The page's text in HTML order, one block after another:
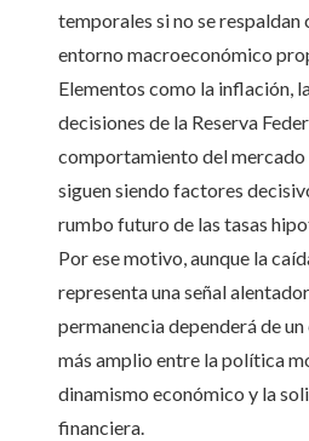
temporales si no se respaldan
entorno macroeconómico
Elementos como la inflación,
decisiones de la Reserva
comportamiento del
siguen siendo factores
rumbo futuro de las tasas
Por ese motivo, aunque la
representa una señal
permanencia dependerá de
más amplio entre la política
dinamismo económico y la
financiera.